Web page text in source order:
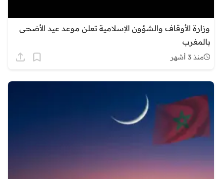
وزارة الأوقاف والشؤون الإسلامية تعلن موعد عيد الأضحى
بالمغرب
منذ 3 أشهر